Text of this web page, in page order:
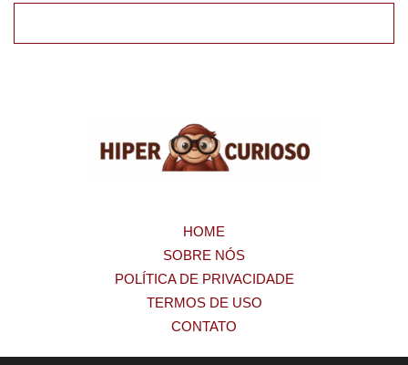
HOME
SOBRE NÓS
POLÍTICA DE PRIVACIDADE
TERMOS DE USO
CONTATO